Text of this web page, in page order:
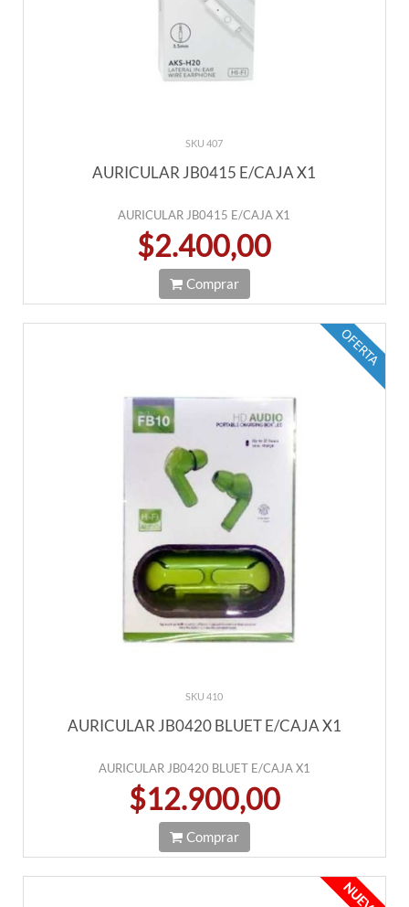
SKU 407
AURICULAR JB0415 E/CAJA X1
AURICULAR JB0415 E/CAJA X1
$2.400,00
Comprar
SKU 410
AURICULAR JB0420 BLUET E/CAJA X1
AURICULAR JB0420 BLUET E/CAJA X1
$12.900,00
Comprar